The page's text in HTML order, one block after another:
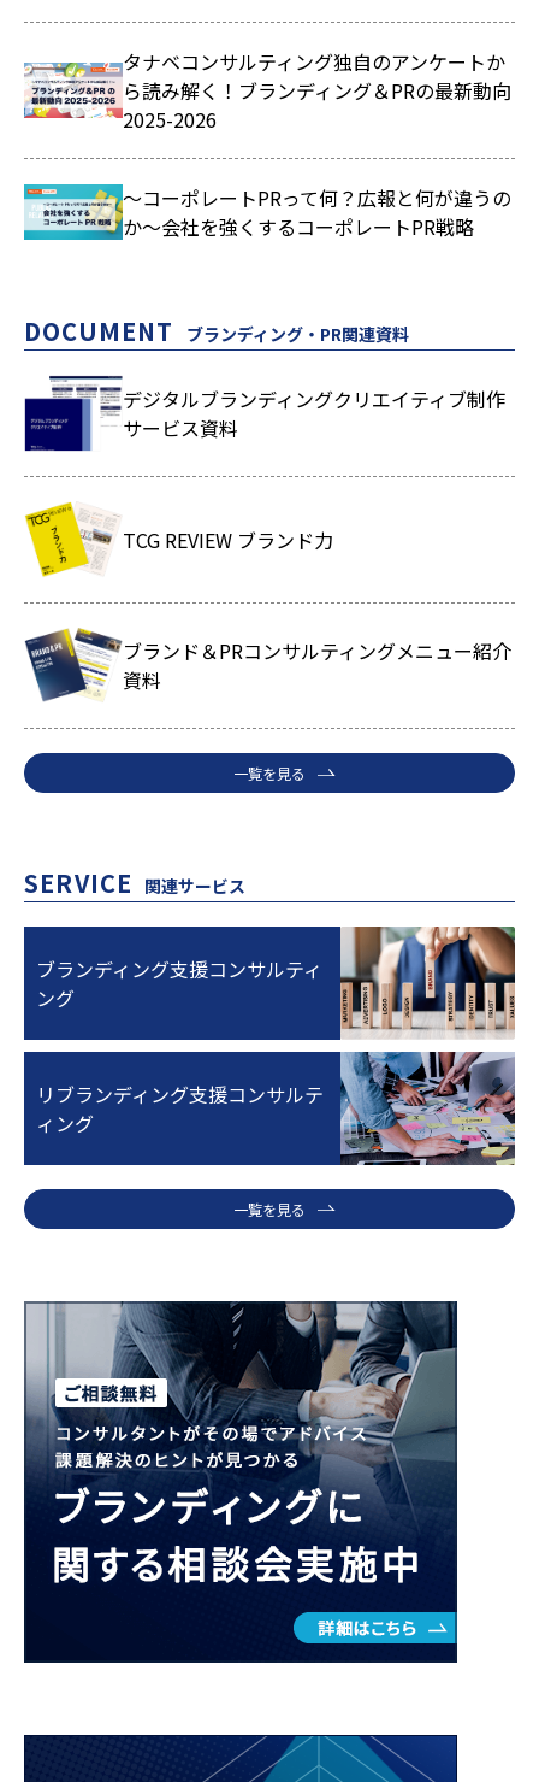
タナベコンサルティング独自のアンケートか
ら読み解く！ブランディング＆PRの最新動向
2025-2026
～コーポレートPRって何？広報と何が違うの
か～会社を強くするコーポレートPR戦略
DOCUMENT ブランディング・PR関連資料
デジタルブランディングクリエイティブ制作
サービス資料
TCG REVIEW ブランド力
ブランド＆PRコンサルティングメニュー紹介
資料
一覧を見る
SERVICE 関連サービス
ブランディング支援コンサルティ
ング
リブランディング支援コンサルテ
ィング
一覧を見る